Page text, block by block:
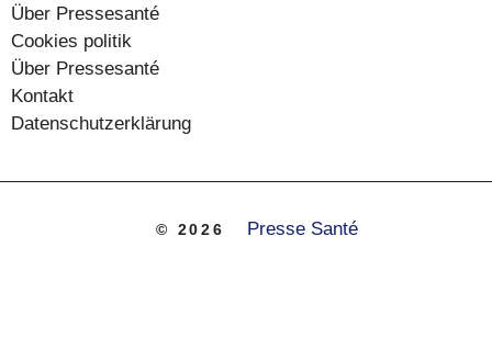
Über Pressesanté
Cookies politik
Über Pressesanté
Kontakt
Datenschutzerklärung
© 2026 Presse Santé